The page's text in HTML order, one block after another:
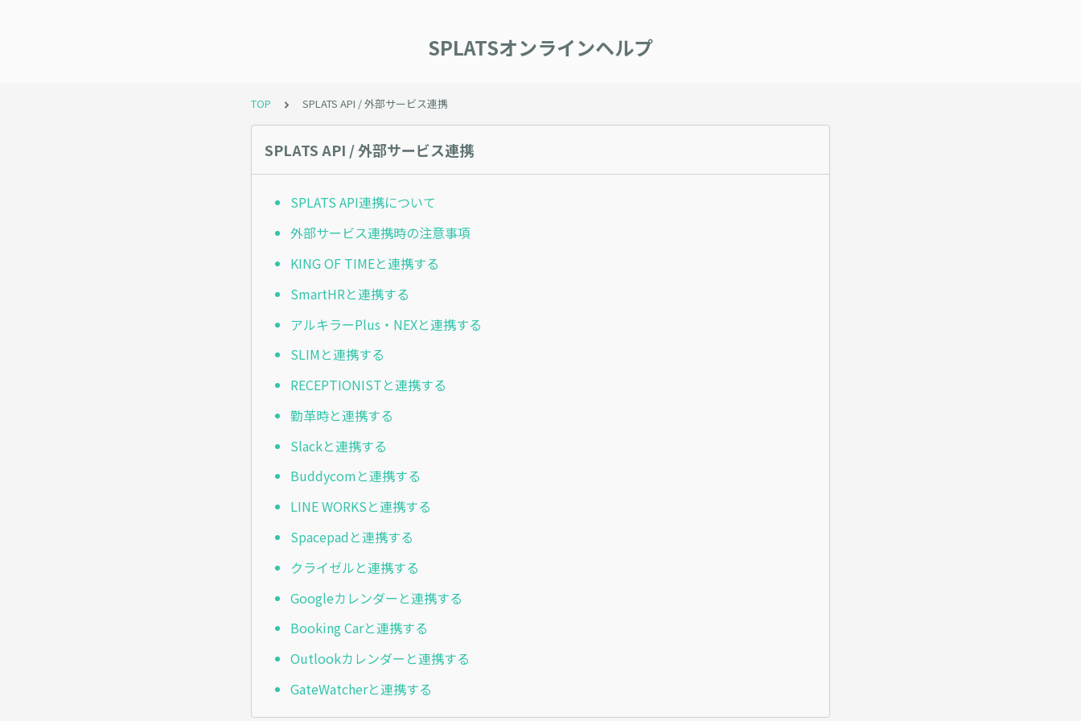
SPLATSオンラインヘルプ
TOP SPLATS API / 外部サービス連携
SPLATS API / 外部サービス連携
SPLATS API連携について
外部サービス連携時の注意事項
KING OF TIMEと連携する
SmartHRと連携する
アルキラーPlus・NEXと連携する
SLIMと連携する
RECEPTIONISTと連携する
勤革時と連携する
Slackと連携する
Buddycomと連携する
LINE WORKSと連携する
Spacepadと連携する
クライゼルと連携する
Googleカレンダーと連携する
Booking Carと連携する
Outlookカレンダーと連携する
GateWatcherと連携する